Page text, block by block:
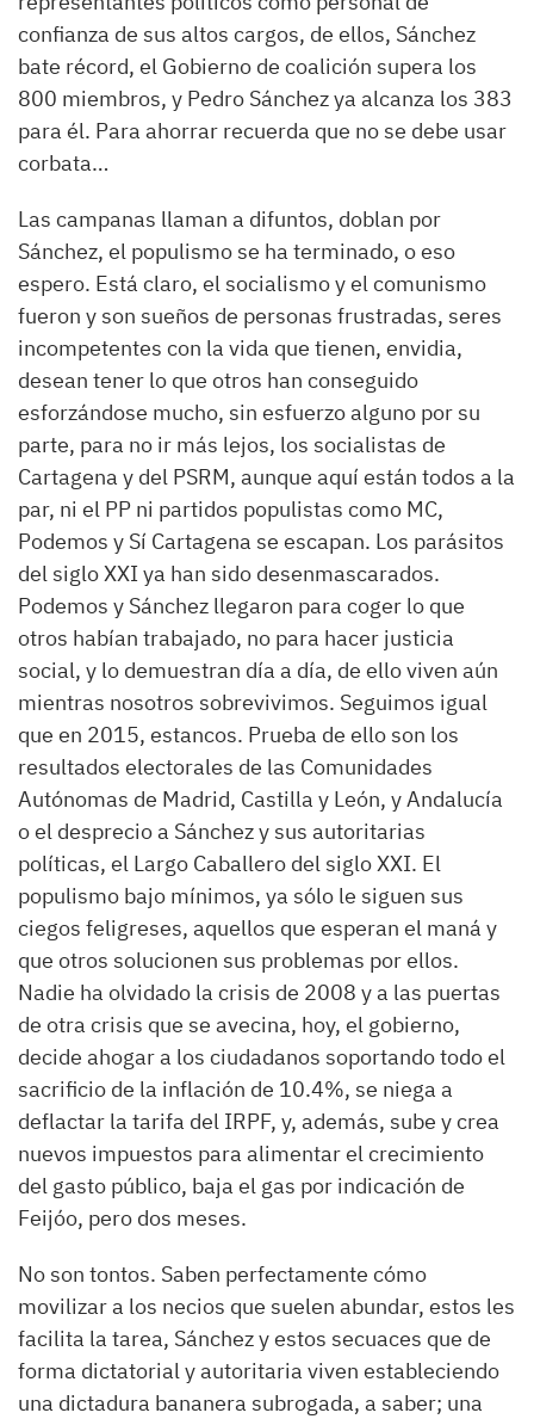
confianza de sus altos cargos, de ellos, Sánchez
bate récord, el Gobierno de coalición supera los
800 miembros, y Pedro Sánchez ya alcanza los 383
para él. Para ahorrar recuerda que no se debe usar
corbata…
Las campanas llaman a difuntos, doblan por
Sánchez, el populismo se ha terminado, o eso
espero. Está claro, el socialismo y el comunismo
fueron y son sueños de personas frustradas, seres
incompetentes con la vida que tienen, envidia,
desean tener lo que otros han conseguido
esforzándose mucho, sin esfuerzo alguno por su
parte, para no ir más lejos, los socialistas de
Cartagena y del PSRM, aunque aquí están todos a la
par, ni el PP ni partidos populistas como MC,
Podemos y Sí Cartagena se escapan. Los parásitos
del siglo XXI ya han sido desenmascarados.
Podemos y Sánchez llegaron para coger lo que
otros habían trabajado, no para hacer justicia
social, y lo demuestran día a día, de ello viven aún
mientras nosotros sobrevivimos. Seguimos igual
que en 2015, estancos. Prueba de ello son los
resultados electorales de las Comunidades
Autónomas de Madrid, Castilla y León, y Andalucía
o el desprecio a Sánchez y sus autoritarias
políticas, el Largo Caballero del siglo XXI. El
populismo bajo mínimos, ya sólo le siguen sus
ciegos feligreses, aquellos que esperan el maná y
que otros solucionen sus problemas por ellos.
Nadie ha olvidado la crisis de 2008 y a las puertas
de otra crisis que se avecina, hoy, el gobierno,
decide ahogar a los ciudadanos soportando todo el
sacrificio de la inflación de 10.4%, se niega a
deflactar la tarifa del IRPF, y, además, sube y crea
nuevos impuestos para alimentar el crecimiento
del gasto público, baja el gas por indicación de
Feijóo, pero dos meses.
No son tontos. Saben perfectamente cómo
movilizar a los necios que suelen abundar, estos les
facilita la tarea, Sánchez y estos secuaces que de
forma dictatorial y autoritaria viven estableciendo
una dictadura bananera subrogada, a saber; una